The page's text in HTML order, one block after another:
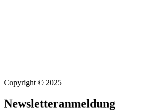
Copyright © 2025
Newsletteranmeldung